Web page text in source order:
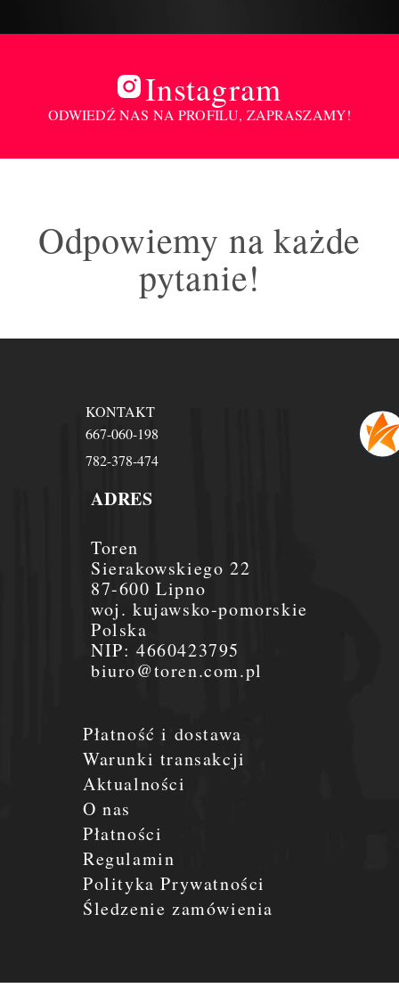
Instagram
ODWIEDŹ NAS NA PROFILU, ZAPRASZAMY!
Odpowiemy na każde
pytanie!
Płatność i dostawa
Warunki transakcji
Aktualności
O nas
Płatności
Regulamin
Polityka Prywatności
Śledzenie zamówienia
ADRES
Toren
Sierakowskiego 22
87-600 Lipno
woj. kujawsko-pomorskie
Polska
NIP:4660423795
biuro@toren.com.pl
KONTAKT
667-060-198
782-378-474